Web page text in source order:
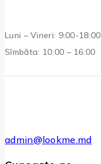
Luni – Vineri: 9:00-18:00
Sîmbăta: 10:00 – 16:00
admin@lookme.md